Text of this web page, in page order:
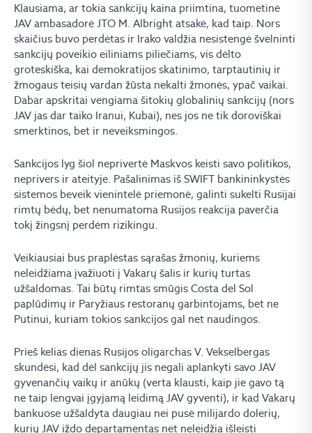
Klausiama, ar tokia sankcijų kaina priimtina, tuometinė
JAV ambasadorė JTO M. Albright atsakė, kad taip. Nors
skaičius buvo perdėtas ir Irako valdžia nesistengė švelninti
sankcijų poveikio eiliniams piliečiams, vis dėlto
groteskiška, kai demokratijos skatinimo, tarptautinių ir
žmogaus teisių vardan žūsta nekalti žmonės, ypač vaikai.
Dabar apskritai vengiama šitokių globalinių sankcijų (nors
JAV jas dar taiko Iranui, Kubai), nes jos ne tik doroviškai
smerktinos, bet ir neveiksmingos.
Sankcijos lyg šiol neprivertė Maskvos keisti savo politikos,
neprivers ir ateityje. Pašalinimas iš SWIFT bankininkystės
sistemos beveik vienintelė priemonė, galinti sukelti Rusijai
rimtų bėdų, bet nenumatoma Rusijos reakcija paverčia
tokį žingsnį perdėm rizikingu.
Veikiausiai bus praplėstas sąrašas žmonių, kuriems
neleidžiama įvažiuoti į Vakarų šalis ir kurių turtas
užšaldomas. Tai būtų rimtas smūgis Costa del Sol
paplūdimų ir Paryžiaus restoranų garbintojams, bet ne
Putinui, kuriam tokios sankcijos gal net naudingos.
Prieš kelias dienas Rusijos oligarchas V. Vekselbergas
skundėsi, kad dėl sankcijų jis negali aplankyti savo JAV
gyvenančių vaikų ir anūkų (verta klausti, kaip jie gavo tą
ne taip lengvai įgyjamą leidimą JAV gyventi), ir kad Vakarų
bankuose užšaldyta daugiau nei pusė milijardo dolerių,
kurių JAV iždo departamentas net neleidžia išleisti